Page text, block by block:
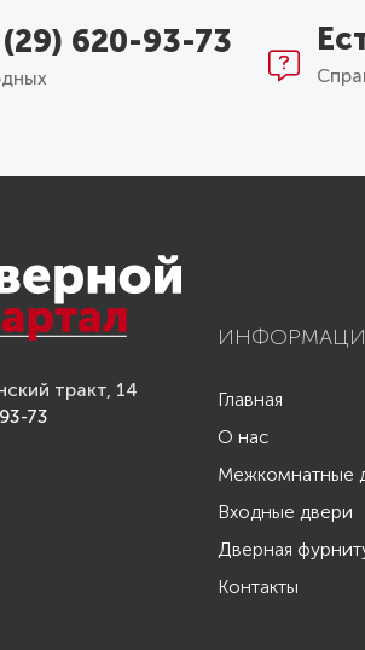
620-93-73
тракт, 14
73
Главная
О нас
Межкомнатные
Входные двери
Дверная
Контакты